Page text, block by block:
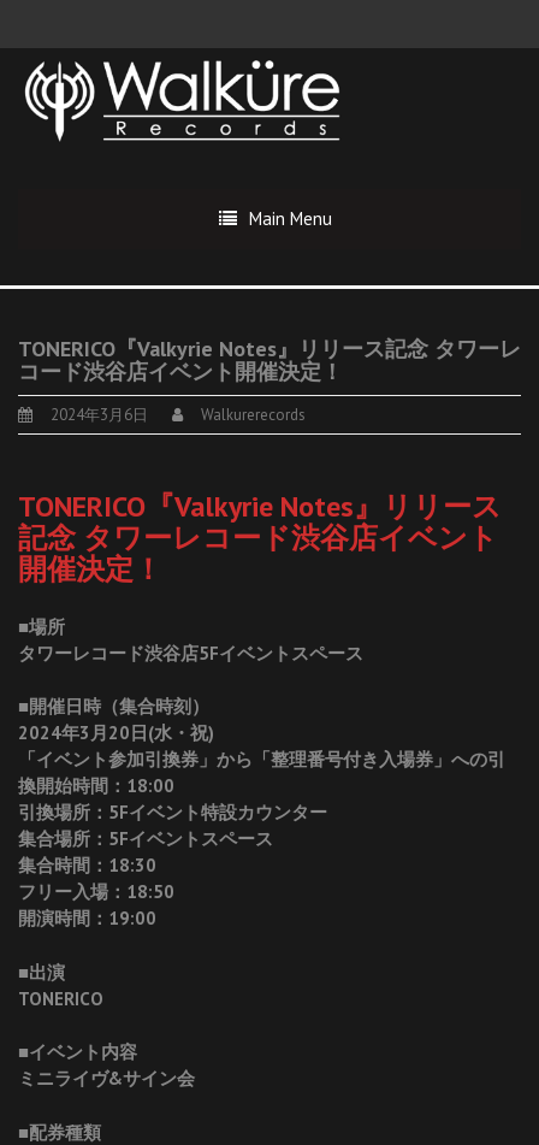
Main Menu
TONERICO『Valkyrie Notes』リリース記念 タワーレ
コード渋谷店イベント開催決定！
2024年3月6日 Walkurerecords
TONERICO『Valkyrie Notes』リリース
記念 タワーレコード渋谷店イベント
開催決定！
■場所
タワーレコード渋谷店5Fイベントスペース
■開催日時（集合時刻）
2024年3月20日(水・祝)
「イベント参加引換券」から「整理番号付き入場券」への引
換開始時間：18:00
引換場所：5Fイベント特設カウンター
集合場所：5Fイベントスペース
集合時間：18:30
フリー入場：18:50
開演時間：19:00
■出演
TONERICO
■イベント内容
ミニライヴ&サイン会
■配券種類